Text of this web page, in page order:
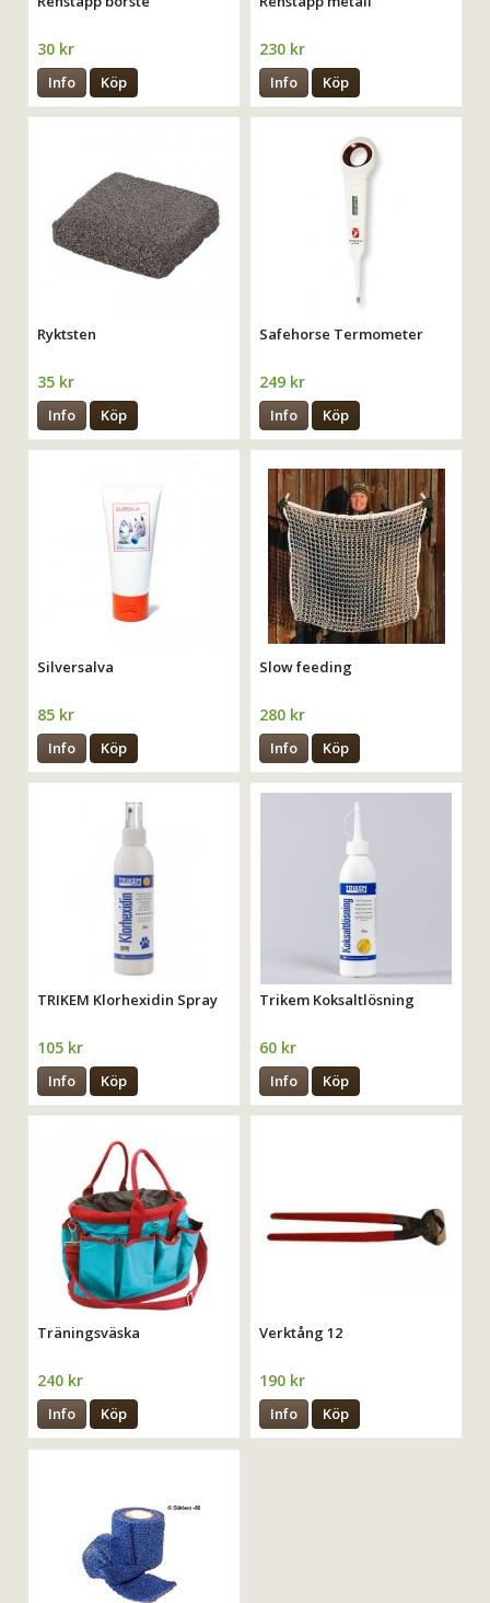
30 kr
Info Köp
230 kr
Info Köp
Ryktsten
35 kr
Info Köp
Safehorse Termometer
249 kr
Info Köp
Silversalva
85 kr
Info Köp
Slow feeding
280 kr
Info Köp
TRIKEM Klorhexidin Spray
105 kr
Info Köp
Trikem Koksaltlösning
60 kr
Info Köp
Träningsväska
240 kr
Info Köp
Verktång 12
190 kr
Info Köp